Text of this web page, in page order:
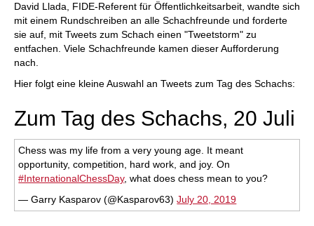
David Llada, FIDE-Referent für Öffentlichkeitsarbeit, wandte sich
mit einem Rundschreiben an alle Schachfreunde und forderte
sie auf, mit Tweets zum Schach einen "Tweetstorm" zu
entfachen. Viele Schachfreunde kamen dieser Aufforderung
nach.
Hier folgt eine kleine Auswahl an Tweets zum Tag des Schachs:
Zum Tag des Schachs, 20 Juli
Chess was my life from a very young age. It meant
opportunity, competition, hard work, and joy. On
#InternationalChessDay, what does chess mean to you?
— Garry Kasparov (@Kasparov63)July 20, 2019